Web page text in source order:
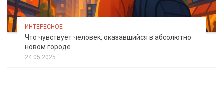
ИНТЕРЕСНОЕ
Что чувствует человек, оказавшийся в абсолютно
новом городе
24.05.2025